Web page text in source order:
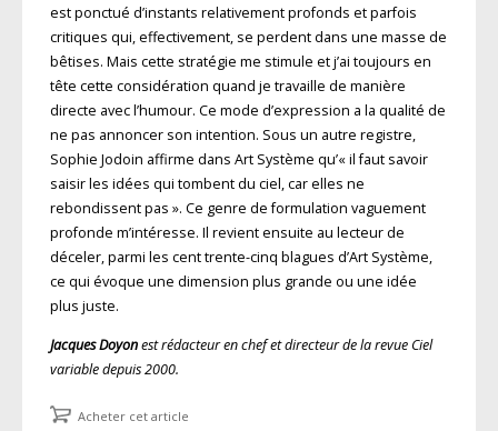
est ponctué d’instants relativement profonds et parfois
critiques qui, effectivement, se perdent dans une masse de
bêtises. Mais cette stratégie me stimule et j’ai toujours en
tête cette considération quand je travaille de manière
directe avec l’humour. Ce mode d’expression a la qualité de
ne pas annoncer son intention. Sous un autre registre,
Sophie Jodoin affirme dans Art Système qu’« il faut savoir
saisir les idées qui tombent du ciel, car elles ne
rebondissent pas ». Ce genre de formulation vaguement
profonde m’intéresse. Il revient ensuite au lecteur de
déceler, parmi les cent trente-cinq blagues d’Art Système,
ce qui évoque une dimension plus grande ou une idée
plus juste.
Jacques Doyonest rédacteur en chef et directeur de la revue Ciel
variable depuis 2000.
Acheter cet article